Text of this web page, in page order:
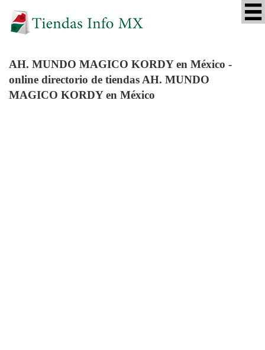
AH. MUNDO MAGICO KORDYen México -
online directorio de tiendas AH. MUNDO
MAGICO KORDY en México